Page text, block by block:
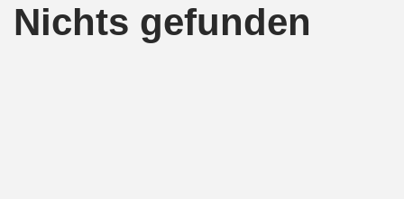
Nichts gefunden